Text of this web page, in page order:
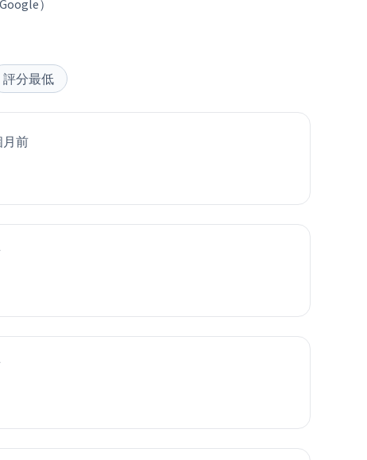
）
評分最低
月前